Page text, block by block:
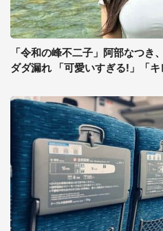
「令和の峰不二子」阿部なつき
ダダ漏れ 「可愛いすぎる!」「キ